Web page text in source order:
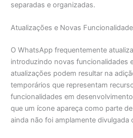
separadas e organizadas.
Atualizações e Novas
O WhatsApp frequentemente
introduzindo novas funcionalidades
atualizações podem resultar na
temporários que representam
funcionalidades em
que um ícone apareça como parte
ainda não foi amplamente divulgada